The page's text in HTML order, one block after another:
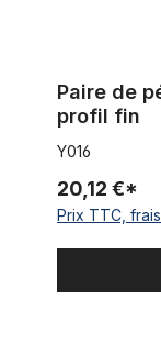
Paire de
profil fin
Y016
20,12 €*
Prix TTC,